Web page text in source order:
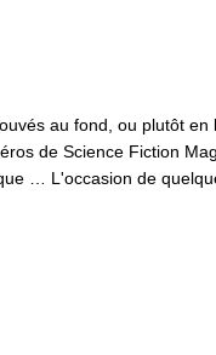
au fond, ou plutôt
de Science Fiction
… L'occasion de